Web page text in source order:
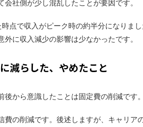
会社側が少し混乱したことが要因です。
点で収入がピーク時の約半分になりま
外に収入減少の影響は少なかったです。
減らした、やめたこと
後から意識したことは固定費の削減です。
費の削減です。後述しますが、キャリア